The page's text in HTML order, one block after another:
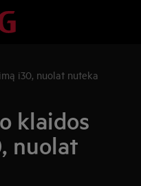
i30, nuolat nuteka
klaidos
nuolat